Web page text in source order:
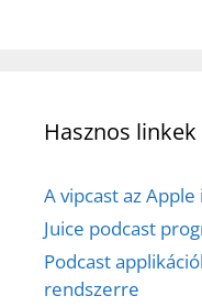
Hasznos linkek
A vipcast az
Juice podcast
Podcast
rendszerre